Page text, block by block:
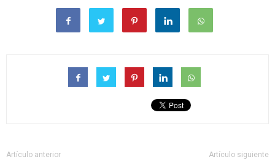
Artículo anterior Artículo siguiente